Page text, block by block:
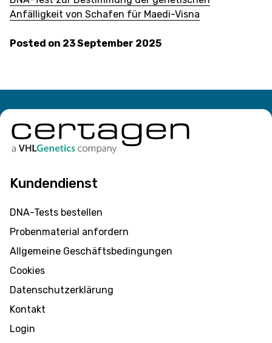
Anfälligkeit von Schafen für Maedi-Visna
Posted on 23 September 2025
Kundendienst
DNA-Tests bestellen
Probenmaterial anfordern
Allgemeine Geschäftsbedingungen
Cookies
Datenschutzerklärung
Kontakt
Login